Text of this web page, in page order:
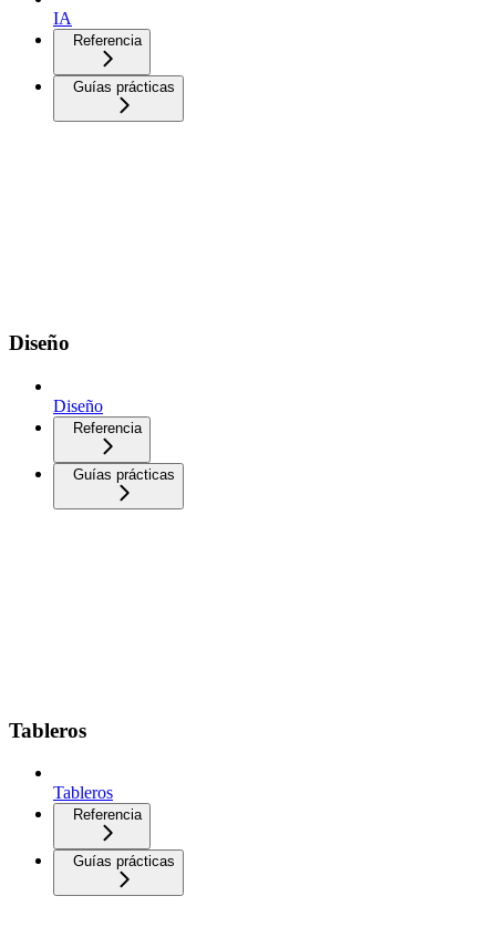
IA
Referencia
Guías prácticas
Diseño
Diseño
Referencia
Guías prácticas
Tableros
Tableros
Referencia
Guías prácticas